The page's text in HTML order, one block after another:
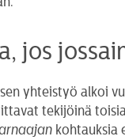
jos
yhteistyö alkoi
tekijöinä
kohtauksia